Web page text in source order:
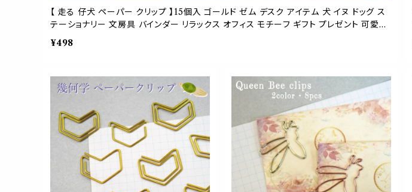
【 走る 仔犬 ペーパー クリップ 】15個入 ゴールド ゼム デスク アイテム 犬 イヌ ドッグ ス
テーショナリー 文房具 バインダー リラックス オフィス モチーフ ギフト プレゼント 可愛い
事務用品 手帳 ラッピング
¥498